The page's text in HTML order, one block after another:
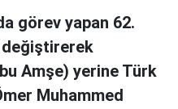
görev yapan 62.
değiştirerek
Amşe) yerine Türk
Muhammed